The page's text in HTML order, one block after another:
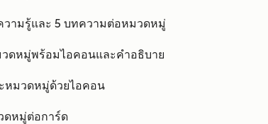
ามรู้และ 5 บทความต่อหมวดหมู่
ดหมู่พร้อมไอคอนและคำอธิบาย
หมวดหมู่ด้วยไอคอน
ดหมู่ต่อการ์ด